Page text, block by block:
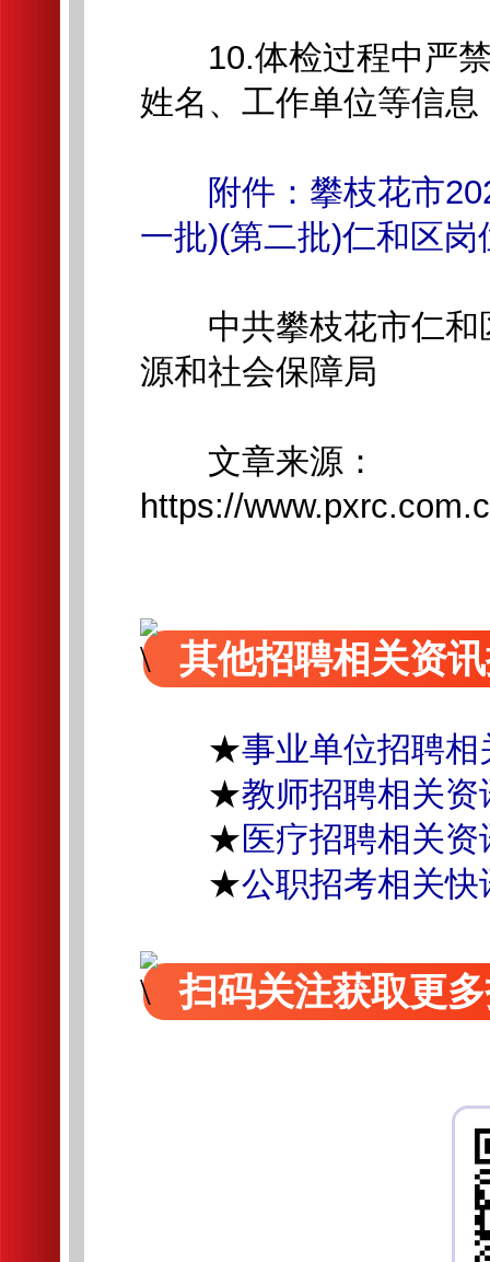
10.体检过程中严禁
姓名、工作单位等信
附件：攀枝花市
一批)(第二批)仁和区
中共攀枝花市仁和
源和社会保障局
文章来源：
https://
其他招聘相关资
★事业单位招聘相
★教师招聘相关资
★医疗招聘相关资
★公职招考相关快
扫码关注获取更